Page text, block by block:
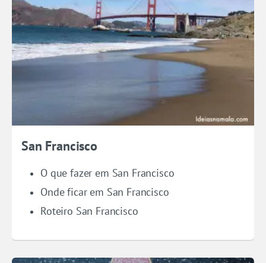
San Francisco
O que fazer em San Francisco
Onde ficar em San Francisco
Roteiro San Francisco